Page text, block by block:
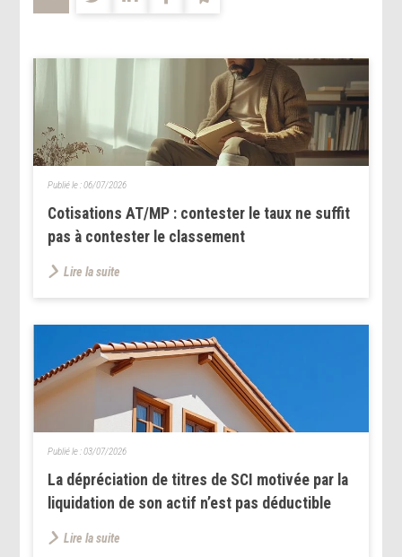
Cotisations AT/MP : contester le taux ne suffit
pas à contester le classement
Publié le :06/07/2026
Lire la suite
La dépréciation de titres de SCI motivée par la
liquidation de son actif n’est pas déductible
Publié le :03/07/2026
Lire la suite